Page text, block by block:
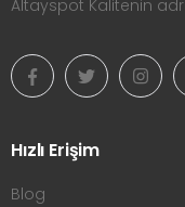
Altayspot Kalitenin
Hızlı Erişim
Blog